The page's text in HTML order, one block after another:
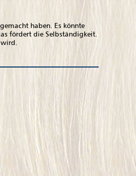
haben. Es könnte
fördert die Selbständigkeit.